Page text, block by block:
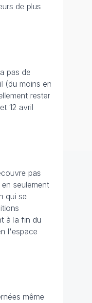
de plus
pas de
(du moins en
rester
12 avril
pas
seulement
qui se
à la fin du
l'espace
même